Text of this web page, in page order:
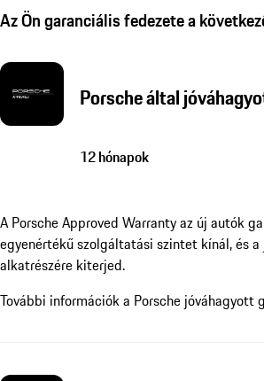
Az Ön garanciális fedezete a
Porsche által
12 hónapok
A Porsche Approved Warranty az új autók
egyenértékű szolgáltatási szintet kínál, és
alkatrészére kiterjed.
További információk a Porsche jóváhagyott